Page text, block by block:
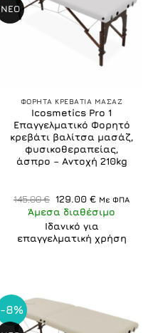
ΝΕΟ
ΦΟΡΗΤΑ ΚΡΕΒΑΤΙΑ ΜΑΣΑΖ
Icosmetics Pro 1
Επαγγελματικό Φορητό
κρεβάτι βαλίτσα μασάζ,
φυσικοθεραπείας,
άσπρο – Αντοχή 210kg
145.00€ Original
price
was:
145.00 €.
129.00€ Η
τρέχουσα
τιμή
είναι:
129.00 €.
Με ΦΠΑ
Άμεσα διαθέσιμο
Ιδανικό για
επαγγελματική χρήση
-8%